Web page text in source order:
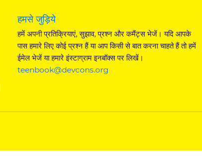
हमसे जुड़िये
हमें अपनी प्रतिक्रियाएं, सुझाव, प्रश्न और कमैंट्स भेजें। यदि आपके
पास हमारे लिए कोई प्रश्न हैं या आप किसी से बात करना चाहते हैं तो हमें
ईमेल भेजें या हमारे इंस्टाग्राम इनबॉक्स पर लिखें।
teenbook@devcons.org